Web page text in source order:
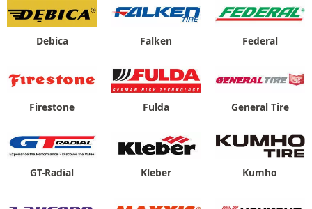
Debica Falken Federal
Firestone Fulda General Tire
GT-Radial Kleber Kumho